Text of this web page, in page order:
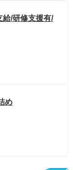
給/研修支援有/
め